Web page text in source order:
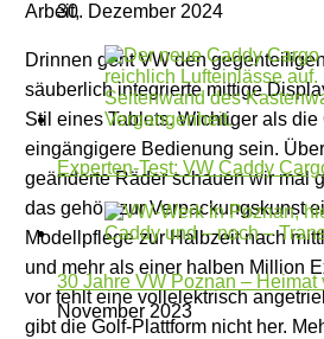
Arbeit,
Drinnen geht VW den
säuberlich integrierte mittige
Stil eines Tablets. Wichtiger als die
eingängigere Bedienung sein.
geänderte Räder schauen wir mal
das gehört zur Verpackungskunst
Modellpflege zur Halbzeit nach
und mehr als einer halben Million
vor fehlt eine vollelektrisch
gibt die Golf-Plattform nicht her.
30. Dezember 2024
Experten-Test: VW Caddy
30 Jahre VW Poznan – Heimat
November 2023